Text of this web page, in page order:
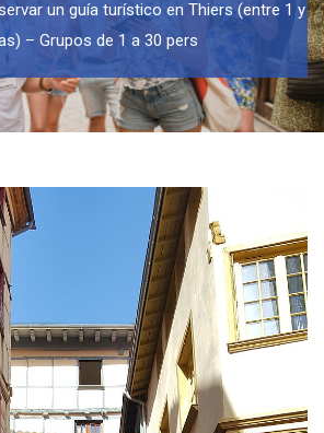
un guía turístico en Thiers (entre 1 y
– Grupos de 1 a 30 pers